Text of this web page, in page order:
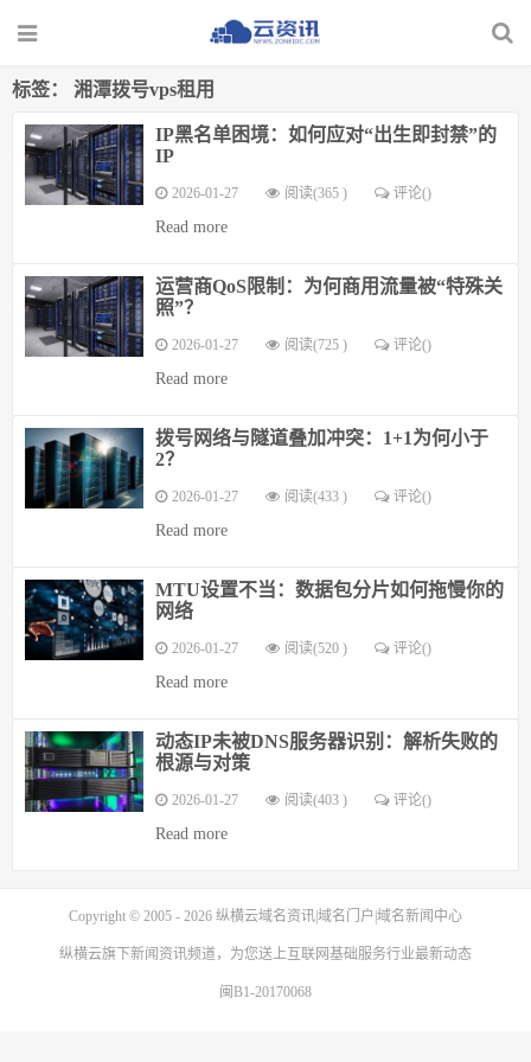
标签： 湘潭拨号vps租用
IP黑名单困境：如何应对“出生即封禁”的
IP
2026-01-27 阅读(365 ) 评论()
Read more
运营商QoS限制：为何商用流量被“特殊关
照”？
2026-01-27 阅读(725 ) 评论()
Read more
拨号网络与隧道叠加冲突：1+1为何小于
2？
2026-01-27 阅读(433 ) 评论()
Read more
MTU设置不当：数据包分片如何拖慢你的
网络
2026-01-27 阅读(520 ) 评论()
Read more
动态IP未被DNS服务器识别：解析失败的
根源与对策
2026-01-27 阅读(403 ) 评论()
Read more
Copyright © 2005 - 2026 纵横云域名资讯|域名门户|域名新闻中心
纵横云旗下新闻资讯频道，为您送上互联网基础服务行业最新动态
闽B1-20170068